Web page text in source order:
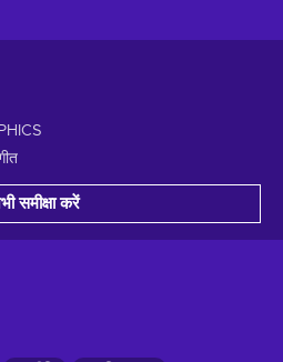
समीक्षा करें